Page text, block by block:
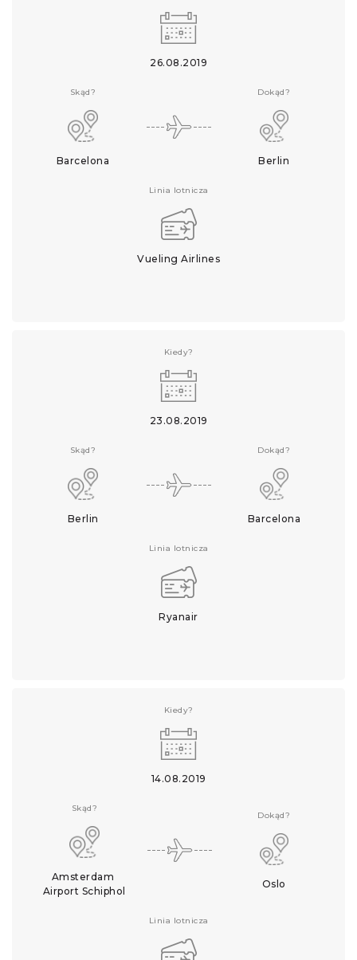
26.08.2019
Skąd?
Barcelona
Dokąd?
Berlin
Linia lotnicza
Vueling Airlines
Kiedy?
23.08.2019
Skąd?
Berlin
Dokąd?
Barcelona
Linia lotnicza
Ryanair
Kiedy?
14.08.2019
Skąd?
Amsterdam
Airport Schiphol
Dokąd?
Oslo
Linia lotnicza